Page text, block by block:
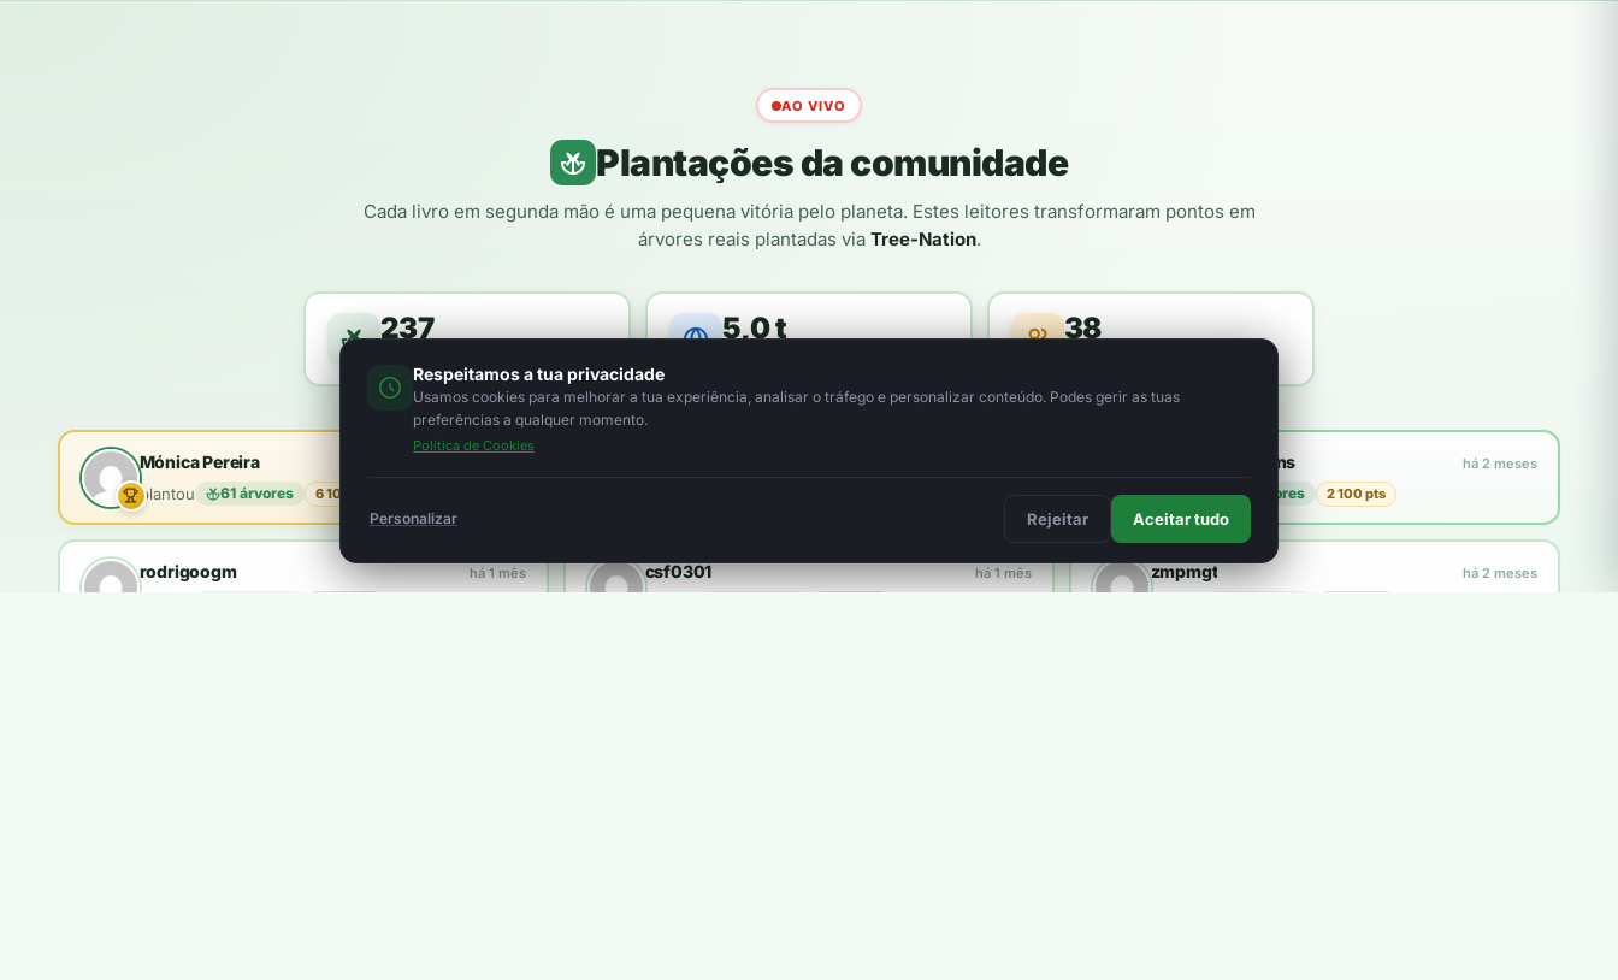
AO VIVO
Plantações da comunidade
Cada livro em segunda mão é uma pequena vitória pelo planeta. Estes leitores transformaram pontos em
árvores reais plantadas via Tree-Nation.
237 5,0 t 38
Mónica Pereira
plantou 61 árvores 6 100 pts 3
Francisco Martins há 2 meses
plantou 21 árvores 2 100 pts
rodrigoogm há 1 mês csf0301 há 1 mês zmpmgt há 2 meses
Respeitamos a tua privacidade
Usamos cookies para melhorar a tua experiência, analisar o tráfego e personalizar conteúdo. Podes gerir as tuas
preferências a qualquer momento.
Política de Cookies
Personalizar Rejeitar Aceitar tudo